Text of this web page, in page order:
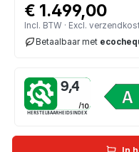
€ 1.499,00
Incl. BTW · Excl.
Betaalbaar met
9,4
HERSTELBAARHEIDSINDEX